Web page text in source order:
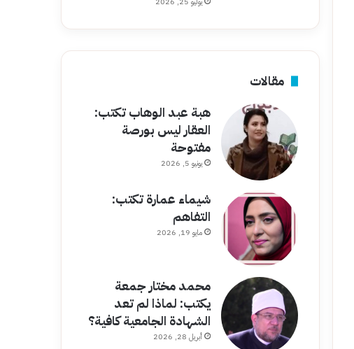
مقالات
هبة عبد الوهاب تكتب:
العقار ليس بورصة
مفتوحة
يونيو 5, 2026
شيماء عمارة تكتب:
التفاهم
مايو 19, 2026
محمد مختار جمعة
يكتب: لماذا لم تعد
الشهادة الجامعية كافية؟
أبريل 28, 2026